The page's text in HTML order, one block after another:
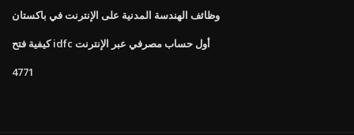
وظائف الهندسة المدنية على الإنترنت في باكستان
كيفية فتح idfc أول حساب مصرفي عبر الإنترنت
4771